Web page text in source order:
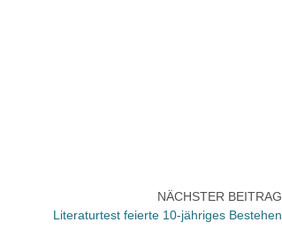
NÄCHSTER BEITRAG
Literaturtest feierte 10-jähriges Bestehen